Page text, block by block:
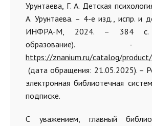
Урунтаева, Г. А. Детская
А. Урунтаева. – 4-е изд., испр. и
ИНФРА-М, 2024. – 384 с.
образование).
https://znanium.ru/catalog/
(дата обращения: 21.05.2025). –
электронная библиотечная
подписке.
С уважением, главный